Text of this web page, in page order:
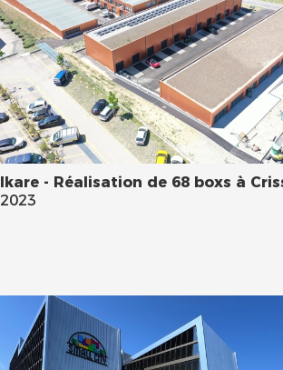
Ikare - Réalisation de 68 boxs à
2023